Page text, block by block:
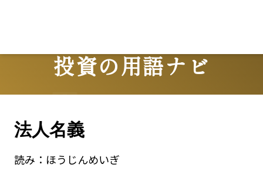
投資の用語ナビ
Terms
法人名義
読み： ほうじんめいぎ